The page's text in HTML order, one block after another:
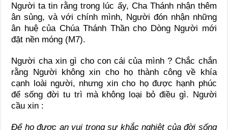
Người ta tin rằng trong lúc ấy, Cha Thánh nhận thêm
ân sủng, và với chính mình, Người đón nhận những
ân huệ của Chúa Thánh Thần cho Dòng Người mới
đặt nền móng (M7).
Người cha xin gì cho con cái của mình ? Chắc chắn
rằng Người không xin cho họ thành công về khía
cạnh loài người, nhưng xin cho họ được hạnh phúc
để sống đời tu trì mà không loại bỏ điều gì. Người
cầu xin :
Để họ được an vui trong sự khắc nghiệt của đời sống